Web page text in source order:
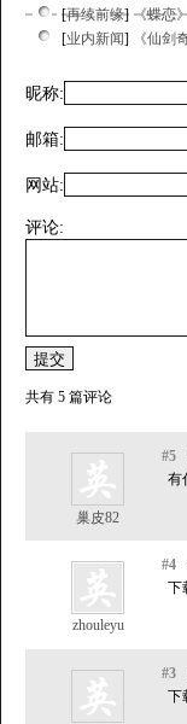
[再续前缘] 《蝶恋
[业内新闻] 《仙剑
昵称:
邮箱:
网站:
评论:
共有 5 篇评论
巢皮82
#5
有
zhouleyu
#4
下
#3
下